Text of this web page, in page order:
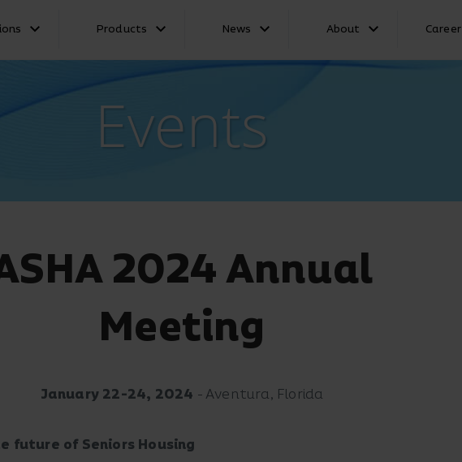
Products News About Career
Events
2024 Annual
Meeting
January 22-24, 2024 - Aventura, Florida
future of Seniors Housing